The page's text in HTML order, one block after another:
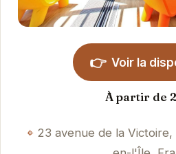
👉 Voir la
À partir de
23 avenue de la